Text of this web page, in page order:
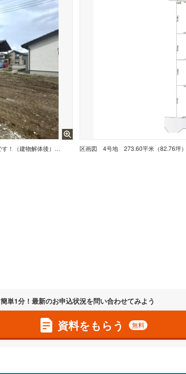
4号地 敷地面積273.60平米（82.76坪）現地写真です！（建物解体後）（2026/07/03撮影） 区画図 4号地 273.60平米（82.76坪）
簡単1分！最新のお申込状況を問い合わせてみよう
資料をもらう 無料